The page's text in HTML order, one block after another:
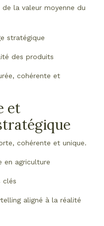
la valeur moyenne du
stratégique
des produits
cohérente et
et
cohérente et unique.
en agriculture
clés
aligné à la réalité